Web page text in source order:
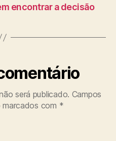
encontrar a decisão
será publicado. Campos
com *